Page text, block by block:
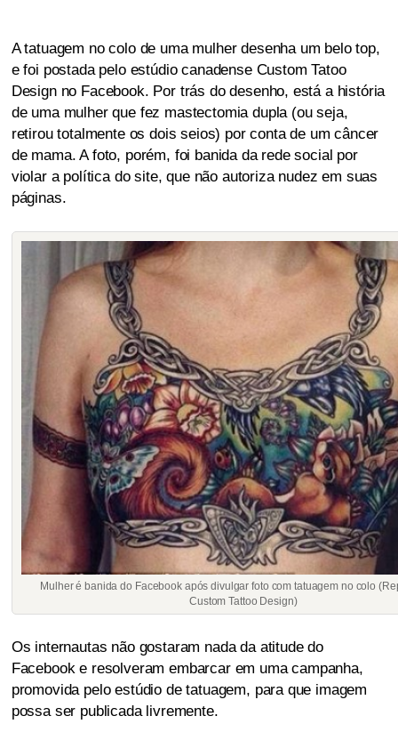
A tatuagem no colo de uma mulher desenha um belo top,
e foi postada pelo estúdio canadense Custom Tatoo
Design no Facebook. Por trás do desenho, está a história
de uma mulher que fez mastectomia dupla (ou seja,
retirou totalmente os dois seios) por conta de um câncer
de mama. A foto, porém, foi banida da rede social por
violar a política do site, que não autoriza nudez em suas
páginas.
Mulher é banida do Facebook após divulgar foto com tatuagem no colo
Custom Tattoo Design)
Os internautas não gostaram nada da atitude do
Facebook e resolveram embarcar em uma campanha,
promovida pelo estúdio de tatuagem, para que imagem
possa ser publicada livremente.